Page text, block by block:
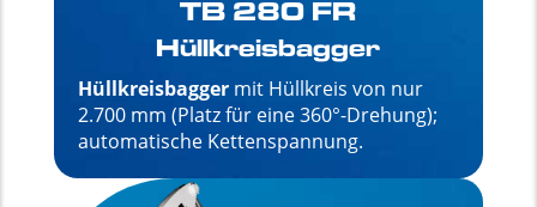
TB 280 FR
Hüllkreisbagger
Hüllkreisbaggermit Hüllkreis von nur
2.700 mm (Platz für eine 360°-Drehung);
automatische Kettenspannung.